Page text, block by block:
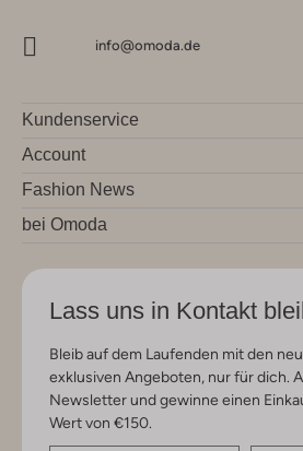
info@omoda.de
Kundenservice
Account
Fashion News
bei Omoda
Lass uns in Kontakt
Bleib auf dem Laufenden mit den
exklusiven Angeboten, nur für dich.
Newsletter und gewinne einen
Wert von €150.